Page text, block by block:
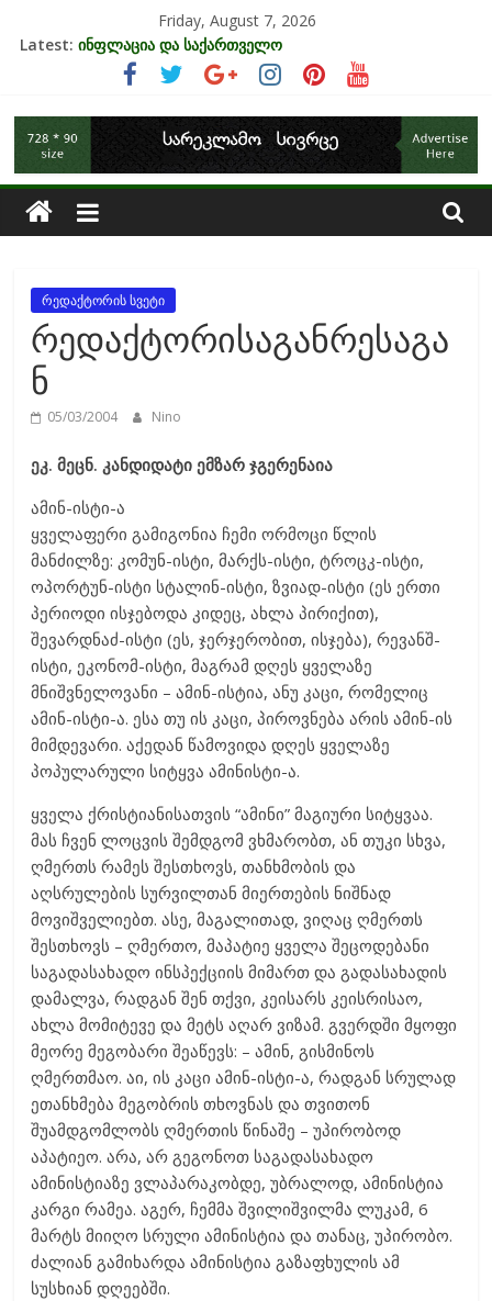
Friday, August 7, 2026
Latest: ინფლაცია და საქართველო
კრიზისის ზეგავლენა ტურიზმის ინდუსტრიაზე
მიგრაციისა და ეკონომიკის ურთიერთკავშირი
EU-ის კანდიდატის სტატუსის ეკონომიკური სარგებელი
უძრავი ქონების ბაზარი საქართველოში
საქართველოს
ეკონომიკა
რედაქტორის სვეტი
რედაქტორისაგანრესაგა
ნ
05/03/2004 Nino
ეკ. მეცნ. კანდიდატი ემზარ ჯგერენაია
ამინ-ისტი-ა
ყველაფერი გამიგონია ჩემი ორმოცი წლის
მანძილზე: კომუნ-ისტი, მარქს-ისტი, ტროცკ-ისტი,
ოპორტუნ-ისტი სტალინ-ისტი, ზვიად-ისტი (ეს ერთი
პერიოდი ისჯებოდა კიდეც, ახლა პირიქით),
შევარდნაძ-ისტი (ეს, ჯერჯერობით, ისჯება), რევანშ-
ისტი, ეკონომ-ისტი, მაგრამ დღეს ყველაზე
მნიშვნელოვანი – ამინ-ისტია, ანუ კაცი, რომელიც
ამინ-ისტი-ა. ესა თუ ის კაცი, პიროვნება არის ამინ-ის
მიმდევარი. აქედან წამოვიდა დღეს ყველაზე
პოპულარული სიტყვა ამინისტი-ა.
ყველა ქრისტიანისათვის “ამინი” მაგიური სიტყვაა.
მას ჩვენ ლოცვის შემდგომ ვხმარობთ, ან თუკი სხვა,
ღმერთს რამეს შესთხოვს, თანხმობის და
აღსრულების სურვილთან მიერთების ნიშნად
მოვიშველიებთ. ასე, მაგალითად, ვიღაც ღმერთს
შესთხოვს – ღმერთო, მაპატიე ყველა შეცოდებანი
საგადასახადო ინსპექციის მიმართ და გადასახადის
დამალვა, რადგან შენ თქვი, კეისარს კეისრისაო,
ახლა მომიტევე და მეტს აღარ ვიზამ. გვერდში მყოფი
მეორე მეგობარი შეაწევს: – ამინ, გისმინოს
ღმერთმაო. აი, ის კაცი ამინ-ისტი-ა, რადგან სრულად
ეთანხმება მეგობრის თხოვნას და თვითონ
შუამდგომლობს ღმერთის წინაშე – უპირობოდ
აპატიეო. არა, არ გეგონოთ საგადასახადო
ამინისტიაზე ვლაპარაკობდე, უბრალოდ, ამინისტია
კარგი რამეა. აგერ, ჩემმა შვილიშვილმა ლუკამ, 6
მარტს მიიღო სრული ამინისტია და თანაც, უპირობო.
ძალიან გამიხარდა ამინისტია გაზაფხულის ამ
სუსხიან დღეებში.